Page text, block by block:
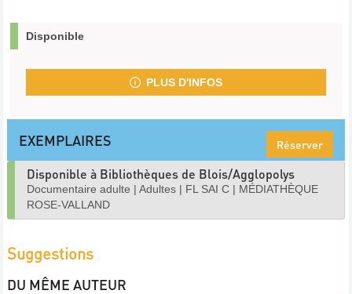
Disponible
PLUS D'INFOS
EXEMPLAIRES Réserver
Disponible à Bibliothèques de Blois/Agglopolys
Documentaire adulte | Adultes | FL SAI C | MÉDIATHÈQUE
ROSE-VALLAND
Suggestions
DU MÊME AUTEUR